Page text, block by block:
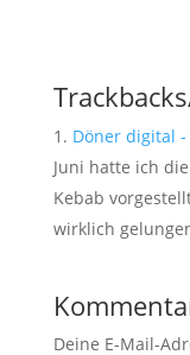
Döner digital
Juni hatte ich
Kebab
wirklich
Deine E-Mail-